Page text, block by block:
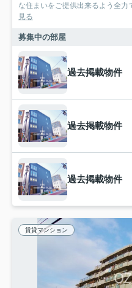
な住まいをご提供出来るよう全力
見る
募集中の部屋
過去掲載物件
過去掲載物件
過去掲載物件
賃貸マンション